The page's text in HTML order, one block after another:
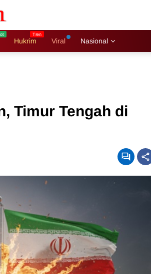
Hukrim Viral Nasional
Timur Tengah di